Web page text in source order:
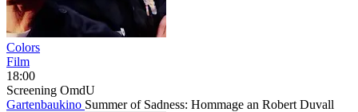
Colors
Film
18:00
Screening OmdU
Gartenbaukino Summer of Sadness: Hommage an Robert Duvall